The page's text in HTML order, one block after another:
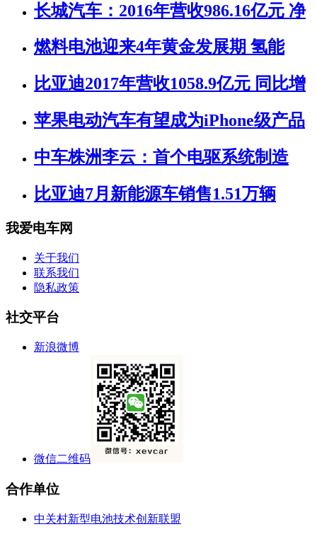
长城汽车：2016年营收986.16亿元 净
燃料电池迎来4年黄金发展期 氢能
比亚迪2017年营收1058.9亿元 同比增
苹果电动汽车有望成为iPhone级产品
中车株洲李云：首个电驱系统制造
比亚迪7月新能源车销售1.51万辆
我爱电车网
关于我们
联系我们
隐私政策
社交平台
新浪微博
微信二维码
合作单位
中关村新型电池技术创新联盟